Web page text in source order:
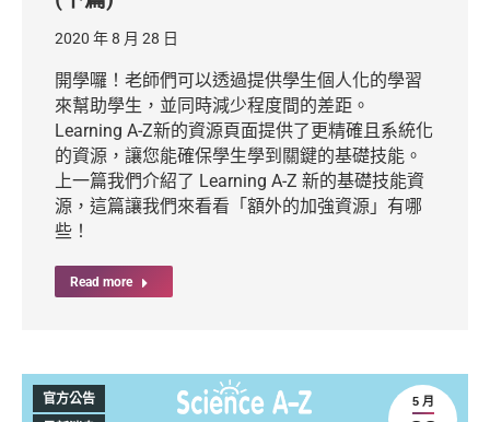
2020 年 8 月 28 日
開學囉！老師們可以透過提供學生個人化的學習
來幫助學生，並同時減少程度間的差距。
Learning A-Z新的資源頁面提供了更精確且系統化
的資源，讓您能確保學生學到關鍵的基礎技能。
上一篇我們介紹了 Learning A-Z 新的基礎技能資
源，這篇讓我們來看看「額外的加強資源」有哪
些！
Read more
5 月
官方公告